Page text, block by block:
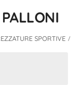
PALLONI
SPORTIVE /